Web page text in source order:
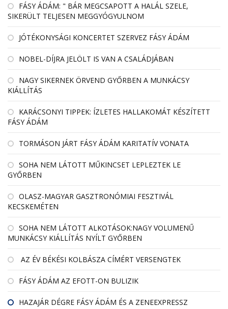
FÁSY ÁDÁM: " BÁR MEGCSAPOTT A HALÁL SZELE,
SIKERÜLT TELJESEN MEGGYÓGYULNOM
JÓTÉKONYSÁGI KONCERTET SZERVEZ FÁSY ÁDÁM
NOBEL-DÍJRA JELÖLT IS VAN A CSALÁDJÁBAN
NAGY SIKERNEK ÖRVEND GYŐRBEN A MUNKÁCSY
KIÁLLÍTÁS
KARÁCSONYI TIPPEK: ÍZLETES HALLAKOMÁT KÉSZÍTETT
FÁSY ÁDÁM
TORMÁSON JÁRT FÁSY ÁDÁM KARITATÍV VONATA
SOHA NEM LÁTOTT MŰKINCSET LEPLEZTEK LE
GYŐRBEN
OLASZ-MAGYAR GASZTRONÓMIAI FESZTIVÁL
KECSKEMÉTEN
SOHA NEM LÁTOTT ALKOTÁSOK:NAGY VOLUMENŰ
MUNKÁCSY KIÁLLÍTÁS NYÍLT GYŐRBEN
AZ ÉV BÉKÉSI KOLBÁSZA CÍMÉRT VERSENGTEK
FÁSY ÁDÁM AZ EFOTT-ON BULIZIK
HAZAJÁR DÉGRE FÁSY ÁDÁM ÉS A ZENEEXPRESSZ